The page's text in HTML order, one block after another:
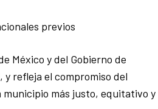
previos
México y del Gobierno de
refleja el compromiso del
municipio más justo, equitativo y